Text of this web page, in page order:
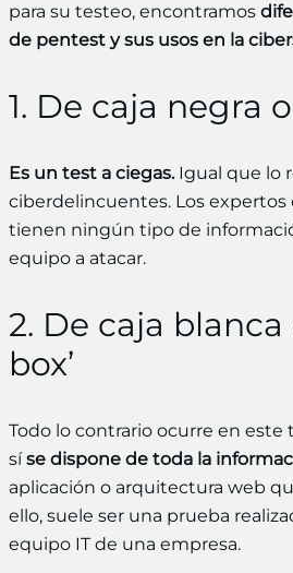
para su testeo, encontramos
de pentest y sus usos en la
1. De caja negra o
Es un test a ciegas. Igual que lo
ciberdelincuentes. Los
tienen ningún tipo de
equipo a atacar.
2. De caja blanca
box’
Todo lo contrario ocurre en
síse dispone de toda la
aplicación o arquitectura web
ello, suele ser una prueba
equipo IT de una empresa.